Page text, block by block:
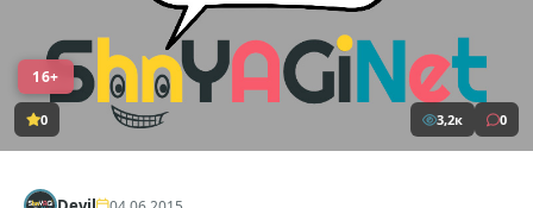
16+
0 3,2к 0